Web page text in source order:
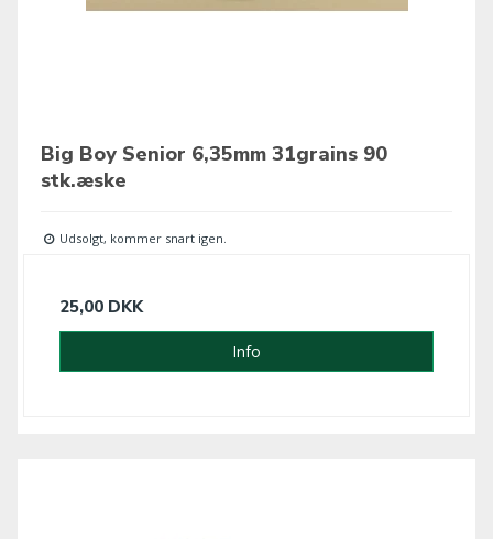
Big Boy Senior 6,35mm 31grains 90
stk.æske
Udsolgt, kommer snart igen.
25,00 DKK
Info